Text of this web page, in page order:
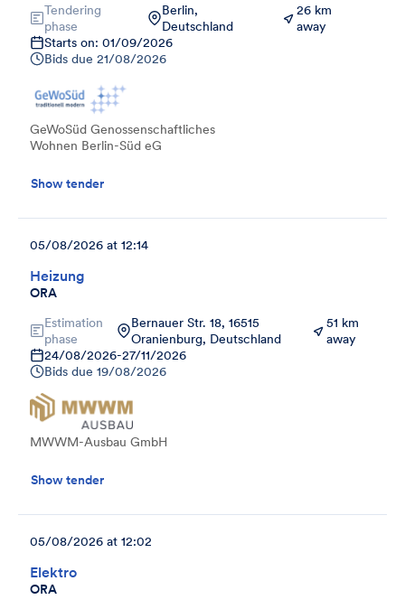
Tendering
phase
Berlin,
Deutschland
26 km
away
Starts on: 01/09/2026
Bids due 21/08/2026
GeWoSüd Genossenschaftliches
Wohnen Berlin-Süd eG
Show tender
Heizung
ORA
05/08/2026 at 12:14
Estimation
phase
Bernauer Str. 18, 16515
Oranienburg, Deutschland
51 km
away
24/08/2026-27/11/2026
Bids due 19/08/2026
MWWM-Ausbau GmbH
Show tender
Elektro
ORA
05/08/2026 at 12:02